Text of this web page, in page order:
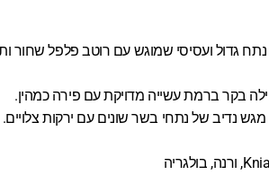
נתח גדול ועסיסי שמוגש עם רוטב פלפל שחור
בקר ברמת עשייה מדויקת עם פירה כמהין.
מגש נדיב של נתחי בשר שונים עם ירקות צלויים.